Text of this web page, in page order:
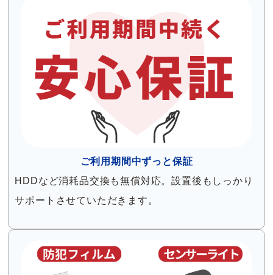
ご利用期間中ずっと保証
HDDなど消耗品交換も無償対応。設置後もしっかり
サポートさせていただきます。